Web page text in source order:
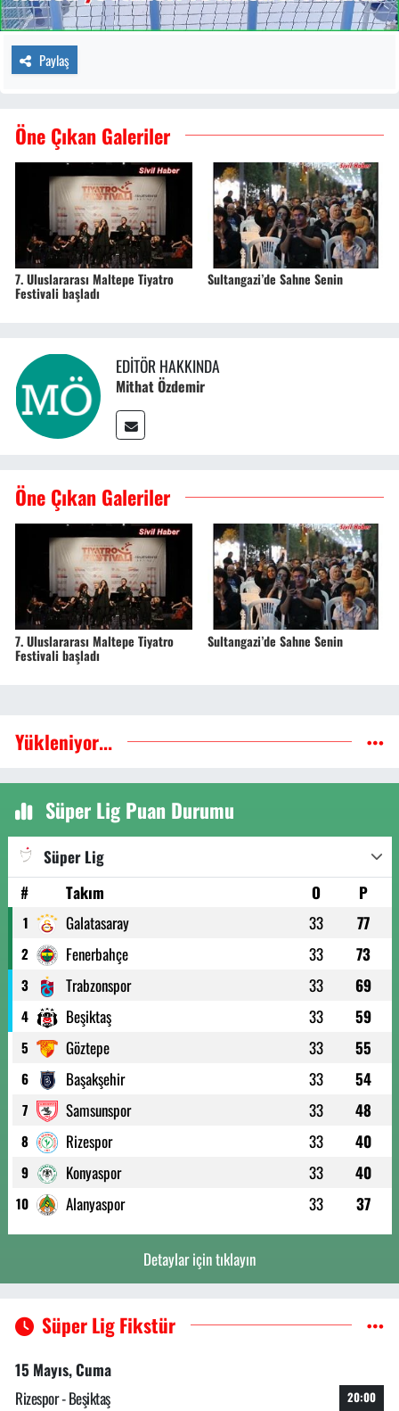
Paylaş
Öne Çıkan Galeriler
7. Uluslararası Maltepe Tiyatro
Festivali başladı
Sultangazi’de Sahne Senin
EDITÖR HAKKINDA
Mithat Özdemir
Öne Çıkan Galeriler
7. Uluslararası Maltepe Tiyatro
Festivali başladı
Sultangazi’de Sahne Senin
Yükleniyor...
Süper Lig Puan Durumu
Süper Lig
#
Takım O P
1 Galatasaray 33 77
2 Fenerbahçe 33 73
3 Trabzonspor 33 69
4 Beşiktaş 33 59
5 Göztepe 33 55
6 Başakşehir 33 54
7 Samsunspor 33 48
8 Rizespor 33 40
9 Konyaspor 33 40
10 Alanyaspor 33 37
Detaylar için tıklayın
Süper Lig Fikstür
15 Mayıs, Cuma
Rizespor - Beşiktaş
20:00